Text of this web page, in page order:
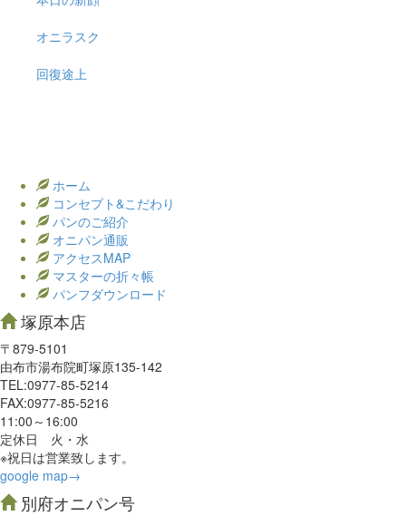
オニラスク
回復途上
ホーム
コンセプト&こだわり
パンのご紹介
オニパン通販
アクセスMAP
マスターの折々帳
パンフダウンロード
塚原本店
〒879-5101
由布市湯布院町塚原135-142
TEL:0977‐85-5214
FAX:0977‐85-5216
11:00～16:00
定休日 火・水
※祝日は営業致します。
google map→
別府オニパン号